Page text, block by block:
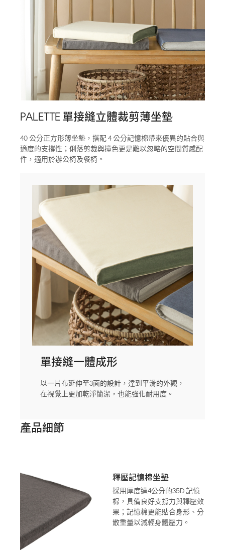
PALETTE 單接縫立體裁剪薄坐墊
40 公分正方形薄坐墊，搭配 4 公分記憶棉帶來優異的貼合與
適度的支撐性；俐落剪裁與撞色更是難以忽略的空間質感配
件，適用於辦公椅及餐椅。
單接縫一體成形
以一片布延伸至3面的設計，達到平滑的外觀，
在視覺上更加乾淨簡潔，也能強化耐用度。
產品細節
釋壓記憶棉坐墊
採用厚度達4公分的35D 記憶
棉，具備良好支撐力與釋壓效
果；記憶棉更能貼合身形、分
散重量以減輕身體壓力。